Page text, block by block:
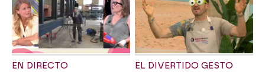
EN DIRECTO EL DIVERTIDO GESTO